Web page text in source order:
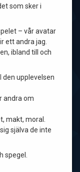
som sker i
– vår avatar
ett andra jag.
ibland till och
upplevelsen
andra om
makt, moral.
själva de inte
spegel.